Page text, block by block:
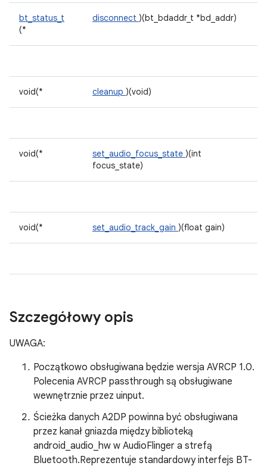
bt_status_t
(*
disconnect )(bt_bdaddr_t *bd_addr)
void(* cleanup )(void)
void(* set_audio_focus_state )(int
focus_state)
void(* set_audio_track_gain )(float gain)
Szczegółowy opis
UWAGA:
Początkowo obsługiwana będzie wersja AVRCP 1.0.
Polecenia AVRCP passthrough są obsługiwane
wewnętrznie przez uinput.
Ścieżka danych A2DP powinna być obsługiwana
przez kanał gniazda między biblioteką
android_audio_hw w AudioFlinger a strefą
Bluetooth.Reprezentuje standardowy interfejs BT-